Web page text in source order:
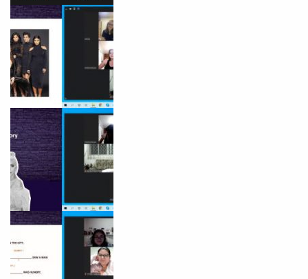
Preencha com seus dados abaixo e
já vamos te colocar em contato
Você é aluno inFlux?
Sim